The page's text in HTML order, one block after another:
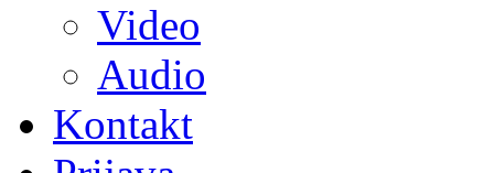
Video
Audio
Kontakt